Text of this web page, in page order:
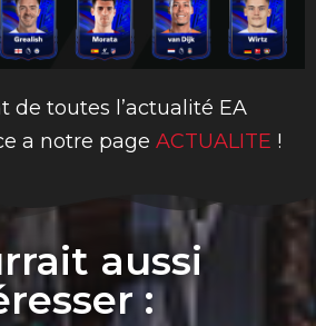
de toutes l’actualité EA
a notre page ACTUALITE !
aussi
: